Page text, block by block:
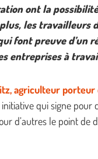
ont la
les travailleurs
font preuve d’un
entreprises à
agriculteur
initiative qui signe
d’autres le point de